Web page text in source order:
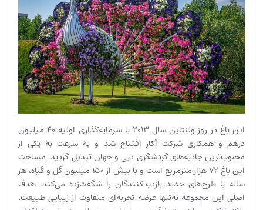
این باغ در روز ولنتاین سال 2013 با سرمایه‌گذاری اولیه 40 میلیون
درهم و همکاری شرکت آکار افتتاح شد و به سرعت به یکی از
محبوب‌ترین جاذبه‌های گردشگری دبی و جهان تبدیل گردید. مساحت
این باغ 72 هزار مترمربع است و با بیش از 150 میلیون گل و گیاه، هر
ساله با طرح‌های جدید بازدیدکنندگان را شگفت‌زده می‌کند. هدف
اصلی این مجموعه نه‌تنها عرضه تجربه‌ای متفاوت از زیبایی طبیعت،